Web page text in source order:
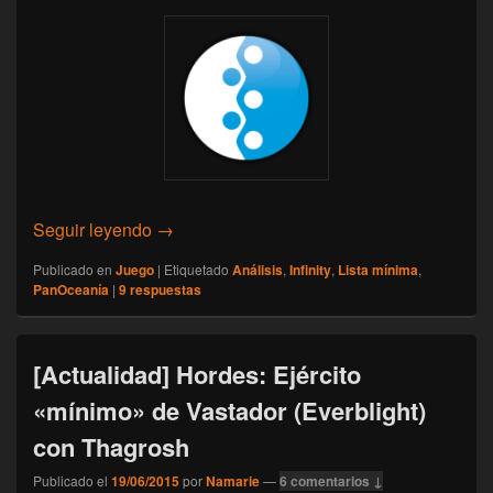
Seguir leyendo [Infinity N3] Análisis MULTI: Panoceania
→
Publicado en Juego | Etiquetado Análisis, Infinity, Lista mínima,
PanOceanía | 9respuestas
[Actualidad] Hordes: Ejército
«mínimo» de Vastador (Everblight)
con Thagrosh
Publicado el 19/06/2015porNamarie—6 comentarios ↓